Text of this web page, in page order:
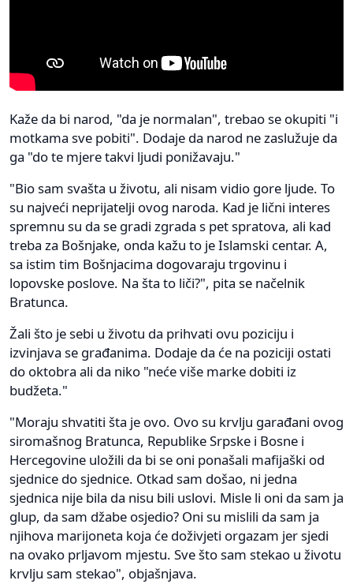
Kaže da bi narod, "da je normalan", trebao se okupiti "i
motkama sve pobiti". Dodaje da narod ne zaslužuje da
ga "do te mjere takvi ljudi ponižavaju."
"Bio sam svašta u životu, ali nisam vidio gore ljude. To
su najveći neprijatelji ovog naroda. Kad je lični interes
spremnu su da se gradi zgrada s pet spratova, ali kad
treba za Bošnjake, onda kažu to je Islamski centar. A,
sa istim tim Bošnjacima dogovaraju trgovinu i
lopovske poslove. Na šta to liči?", pita se načelnik
Bratunca.
Žali što je sebi u životu da prihvati ovu poziciju i
izvinjava se građanima. Dodaje da će na poziciji ostati
do oktobra ali da niko "neće više marke dobiti iz
budžeta."
"Moraju shvatiti šta je ovo. Ovo su krvlju garađani ovog
siromašnog Bratunca, Republike Srpske i Bosne i
Hercegovine uložili da bi se oni ponašali mafijaški od
sjednice do sjednice. Otkad sam došao, ni jedna
sjednica nije bila da nisu bili uslovi. Misle li oni da sam ja
glup, da sam džabe osjedio? Oni su mislili da sam ja
njihova marijoneta koja će doživjeti orgazam jer sjedi
na ovako prljavom mjestu. Sve što sam stekao u životu
krvlju sam stekao", objašnjava.